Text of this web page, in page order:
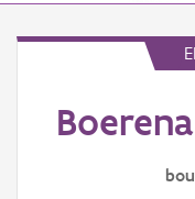
Erfgoedobject